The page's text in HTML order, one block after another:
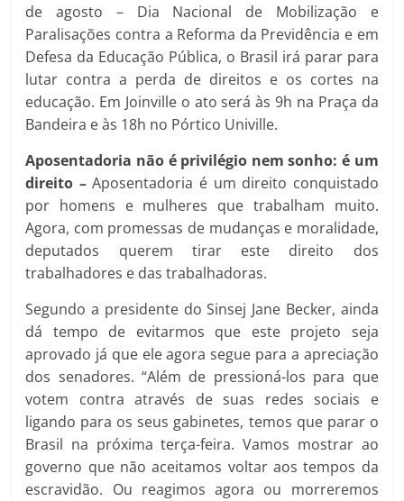
de agosto – Dia Nacional de Mobilização e
Paralisações contra a Reforma da Previdência e em
Defesa da Educação Pública, o Brasil irá parar para
lutar contra a perda de direitos e os cortes na
educação. Em Joinville o ato será às 9h na Praça da
Bandeira e às 18h no Pórtico Univille.
Aposentadoria não é privilégio nem sonho: é um
direito –Aposentadoria é um direito conquistado
por homens e mulheres que trabalham muito.
Agora, com promessas de mudanças e moralidade,
deputados querem tirar este direito dos
trabalhadores e das trabalhadoras.
Segundo a presidente do Sinsej Jane Becker, ainda
dá tempo de evitarmos que este projeto seja
aprovado já que ele agora segue para a apreciação
dos senadores. “Além de pressioná-los para que
votem contra através de suas redes sociais e
ligando para os seus gabinetes, temos que parar o
Brasil na próxima terça-feira. Vamos mostrar ao
governo que não aceitamos voltar aos tempos da
escravidão. Ou reagimos agora ou morreremos